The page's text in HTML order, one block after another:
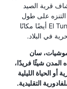
قرية الصيد
التنزه على طول
الشاطئ والاستمتاع بالمناظر الخلابة. يعد El Tunco أيضًا مكانًا
في البلاد.
سوشيات، سان
المدن شيئًا فريدًا،
الحياة الليلية
التقليدية.